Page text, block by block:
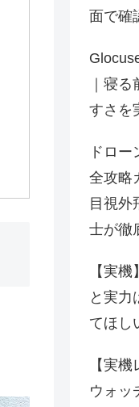
面で確
｜寝
すさを
ドロ
全攻略
目視外
士が徹
【実
と実力
てほし
【実
ウォッ